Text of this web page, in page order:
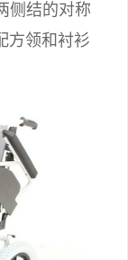
侧结的对称
方领和衬衫